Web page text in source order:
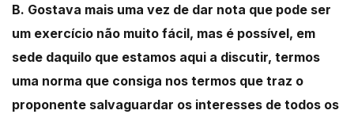
B. Gostava mais uma vez de dar nota que pode ser
um exercício não muito fácil, mas é possível, em
sede daquilo que estamos aqui a discutir, termos
uma norma que consiga nos termos que traz o
proponente salvaguardar os interesses de todos os